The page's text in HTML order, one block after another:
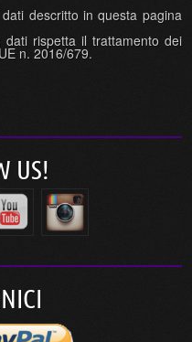
descritto in questa pagina
rispetta il trattamento dei
n. 2016/679.
US!